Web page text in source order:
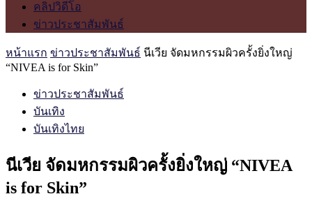
คลิปวิดีโอ
ข่าวประชาสัมพันธ์
หน้าแรก ข่าวประชาสัมพันธ์ นีเวีย จัดมหกรรมผิวครั้งยิ่งใหญ่
“NIVEA is for Skin”
ข่าวประชาสัมพันธ์
บันเทิง
บันเทิงไทย
นีเวีย จัดมหกรรมผิวครั้งยิ่งใหญ่ “NIVEA
is for Skin”